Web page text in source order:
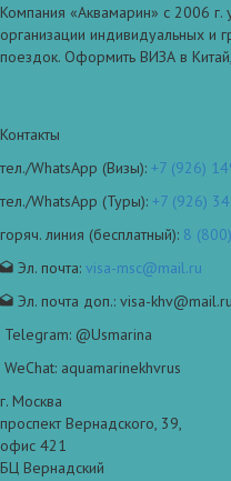
Компания «Аквамарин» с 2006
организации индивидуальных и
поездок. Оформить ВИЗА в
Контакты
тел./WhatsApp (Визы): +7 (926)
тел./WhatsApp (Туры): +7 (926)
горяч. линия (бесплатный): 8
Эл. почта: visa-msc@mail.ru
Эл. почта доп.: visa-khv@mail.ru
Telegram: @Usmarina
WeChat: aquamarinekhvrus
г. Москва
проспект Вернадского, 39,
офис 421
БЦ Вернадский